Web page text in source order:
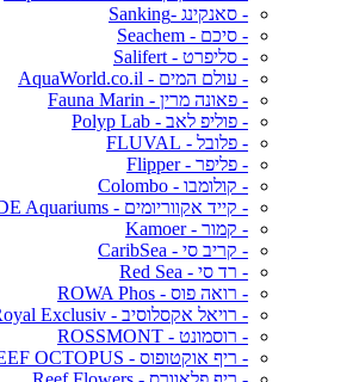
- סאנקינג -Sanking
- סיכם - Seachem
- סליפרט - Salifert
- עולם המים - AquaWorld.co.il
- פאונה מרין - Fauna Marin
- פוליפ לאב - Polyp Lab
- פלובל - FLUVAL
- פליפר - Flipper
- קולומבו - Colombo
- קייד אקווריומים - CADE Aquariums
- קמור - Kamoer
- קריב סי - CaribSea
- רד סי - Red Sea
- רואה פוס - ROWA Phos
- רויאל אקסלוסיב - Royal Exclusiv
- רוסמונט - ROSSMONT
- ריף אוקטופוס - REEF OCTOPUS